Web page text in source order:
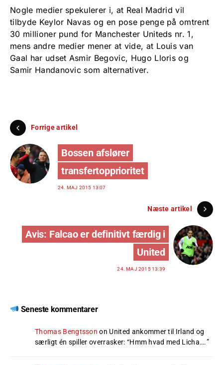
Nogle medier spekulerer i, at Real Madrid vil
tilbyde Keylor Navas og en pose penge på omtrent
30 millioner pund for Manchester Uniteds nr. 1,
mens andre medier mener at vide, at Louis van
Gaal har udset Asmir Begovic, Hugo Lloris og
Samir Handanovic som alternativer.
Forrige artikel
Bossen afslører
transfertopprioritet
24. MAJ 2015 13:07
Næste artikel
Avis: Falcao er definitivt færdig i
United
24. MAJ 2015 13:39
Seneste kommentarer
Thomas Bengtsson on United ankommer til Irland og
særligt én spiller overrasker: “Hmm hvad med Licha….”